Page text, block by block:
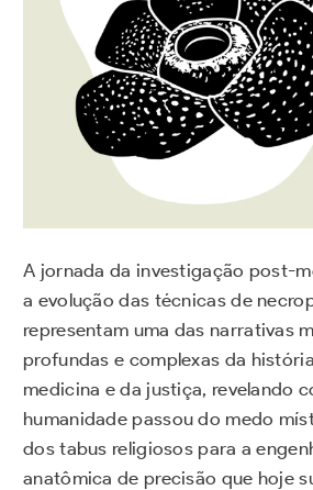
A jornada da investigação post-
a evolução das técnicas de
representam uma das narrativas
profundas e complexas da
medicina e da justiça, revelando
humanidade passou do medo
dos tabus religiosos para a
anatômica de precisão que hoje